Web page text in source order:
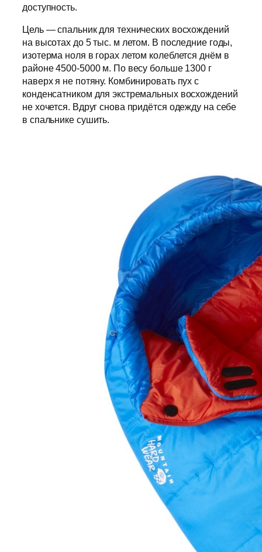
доступность.
Цель — спальник для технических восхождений
на высотах до 5 тыс. м летом. В последние годы,
изотерма ноля в горах летом колеблется днём в
районе 4500-5000 м. По весу больше 1300 г
наверх я не потяну. Комбинировать пух с
конденсатником для экстремальных восхождений
не хочется. Вдруг снова придётся одежду на себе
в спальнике сушить.